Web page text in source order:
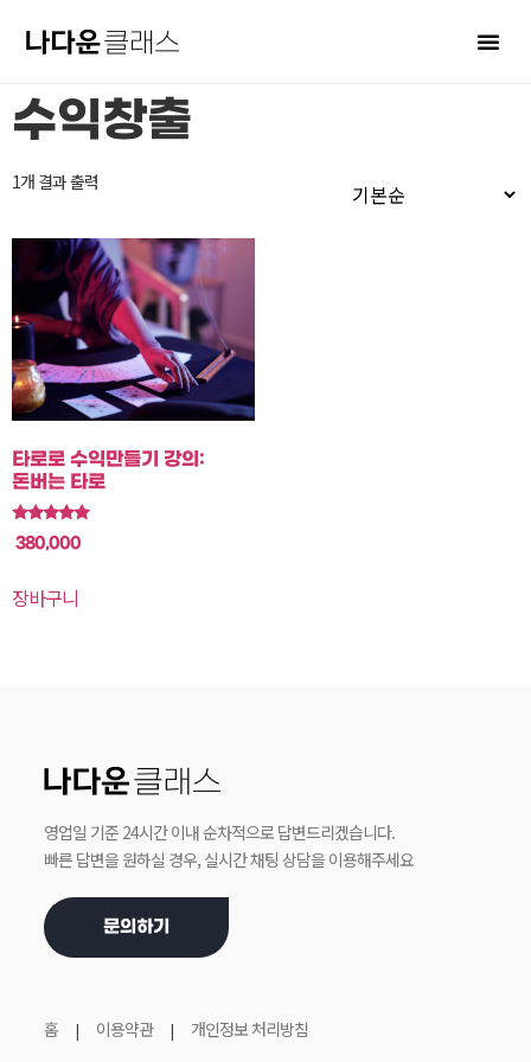
수익창출
1개 결과 출력
타로로 수익만들기 강의:
돈버는 타로
5 중에서
5.00
380,000
장바구니
영업일 기준 24시간 이내 순차적으로 답변드리겠습니다.
빠른 답변을 원하실 경우, 실시간 채팅 상담을 이용해주세요
문의하기
홈 이용약관 개인정보 처리방침